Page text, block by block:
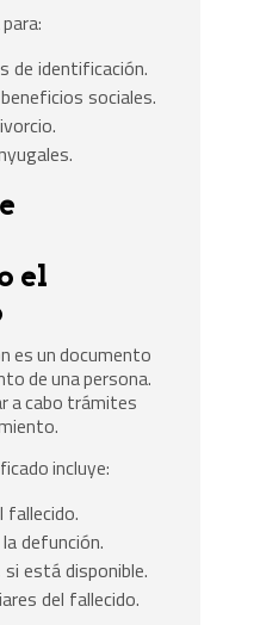
de identificación.
sociales.
el
es un documento
de una persona.
a cabo trámites
incluye:
fallecido.
defunción.
está disponible.
del fallecido.